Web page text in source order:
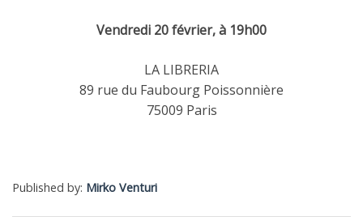
Vendredi 20 février, à 19h00
LA LIBRERIA
89 rue du Faubourg Poissonnière
75009 Paris
Published by: Mirko Venturi